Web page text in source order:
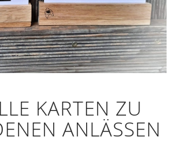
KARTEN ZU
ANLÄSSEN